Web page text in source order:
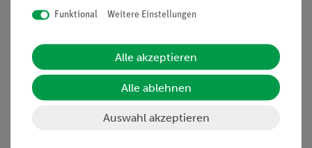
Informationen
Projekte und Lösungen
Service
Übersicht Service
Beratung & Showroom
Funktional Weitere Einstellungen
Alle akzeptieren
Alle ablehnen
Auswahl akzeptieren